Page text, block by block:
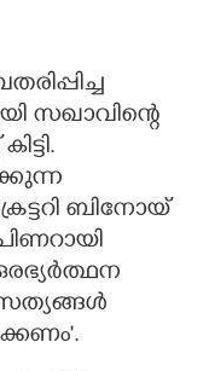
സഖാവിന്റെ
ബിനോയ്
സത്യങ്ങൾ